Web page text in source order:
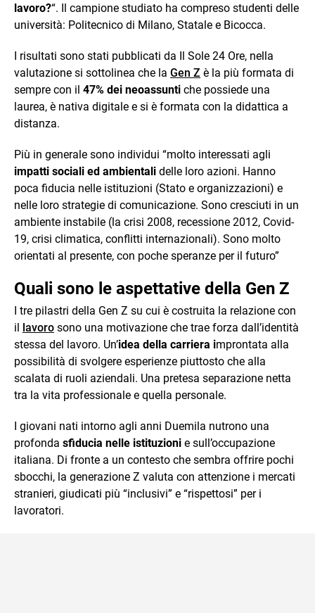
lavoro?“. Il campione studiato ha compreso studenti delle
università: Politecnico di Milano, Statale e Bicocca.
I risultati sono stati pubblicati da Il Sole 24 Ore, nella
valutazione si sottolinea che la Gen Z è la più formata di
sempre con il 47% dei neoassunti che possiede una
laurea, è nativa digitale e si è formata con la didattica a
distanza.
Più in generale sono individui “molto interessati agli
impatti sociali ed ambientali delle loro azioni. Hanno
poca fiducia nelle istituzioni (Stato e organizzazioni) e
nelle loro strategie di comunicazione. Sono cresciuti in un
ambiente instabile (la crisi 2008, recessione 2012, Covid-
19, crisi climatica, conflitti internazionali). Sono molto
orientati al presente, con poche speranze per il futuro”
Quali sono le aspettative della Gen Z
I tre pilastri della Gen Z su cui è costruita la relazione con
il lavoro sono una motivazione che trae forza dall’identità
stessa del lavoro. Un’idea della carriera improntata alla
possibilità di svolgere esperienze piuttosto che alla
scalata di ruoli aziendali. Una pretesa separazione netta
tra la vita professionale e quella personale.
I giovani nati intorno agli anni Duemila nutrono una
profonda sfiducia nelle istituzioni e sull’occupazione
italiana. Di fronte a un contesto che sembra offrire pochi
sbocchi, la generazione Z valuta con attenzione i mercati
stranieri, giudicati più “inclusivi” e “rispettosi” per i
lavoratori.